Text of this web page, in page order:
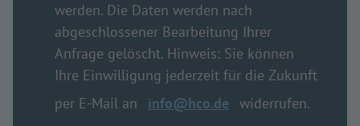
werden. Die Daten werden nach
abgeschlossener Bearbeitung Ihrer
Anfrage gelöscht. Hinweis: Sie können
Ihre Einwilligung jederzeit für die Zukunft
per E-Mail an
info@hco.de widerrufen.